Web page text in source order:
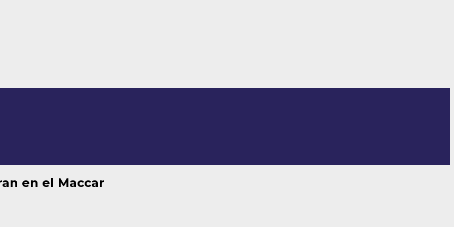
en el Maccar